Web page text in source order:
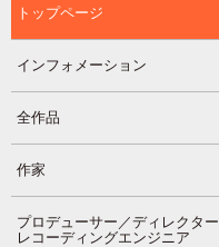
トップページ
インフォメーション
全作品
作家
プロデューサー／ディレクター
レコーディングエンジニア